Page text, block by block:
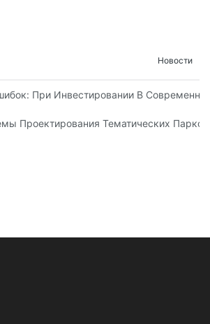
Новости
60 Захватывающими Аттракциями.
Детского Королевства «Ухань
При Инвестировании В
Проектирования Тематических